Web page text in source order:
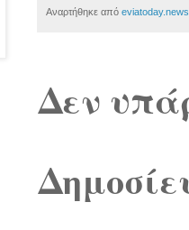
Αναρτήθηκε από eviatoday.news
Δεν